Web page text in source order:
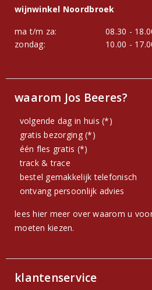
wijnwinkel Noordbroek
ma t/m za:
08.30 -
zondag:
10.00 -
waarom Jos Beeres?
volgende dag in huis (*)
gratis bezorging (*)
één fles gratis (*)
track & trace
bestel gemakkelijk telefonisch
ontvang persoonlijk advies
lees hier meer over waarom u
moeten kiezen.
klantenservice